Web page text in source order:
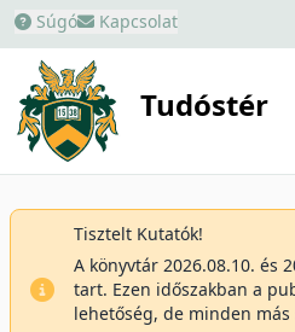
Súgó Kapcsolat
Tudóstér
Tisztelt Kutatók!
A könyvtár 2026.08.10. és
tart. Ezen időszakban a
lehetőség, de minden